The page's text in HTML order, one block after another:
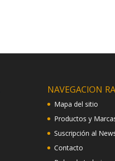
NAVEGACION
Mapa del sitio
Productos y
Suscripción al
Contacto